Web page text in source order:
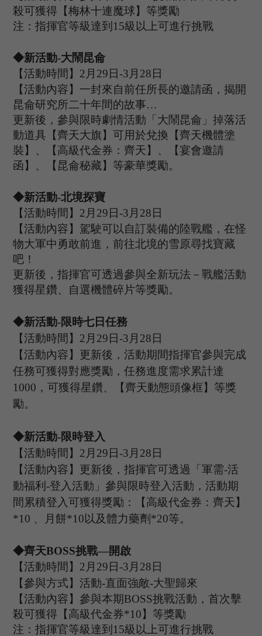
殺可獲得【梅林十連魔球】等獎勵
注：指揮官等級達到 15級以上可進行挑戰
◆新活動-大鬧昆侖
【活動時間】 2 月 29日-3 月 28日
【活動內容】一封來自前任所長的邀請函，揭開
昆侖研究所二十年間的故事…
更新後，參與限時劇情活動「大鬧昆侖」掉落活
動道具【齊天大旗】可用於兌換【齊天機體塗
裝】、【高級代金券：齊天】、【宴會邀請
函】、【昆侖秘藏】等豪華獎勵。
◆新活動-北境探寶
【活動時間】 2 月 29日-3 月 28日
【活動內容】駕駛可以自訂裝備的陸戰艦，在怪
物大軍中勇敢前進，前往北境的雪原尋找寶藏
吧！
更新後，指揮官可透過參與全新玩法－戰艦活動
獲得星鑽、自選機體碎片等獎勵。
◆新活動-限時七日任務
【活動時間】 2 月 29日-3 月 28日
【活動內容】更新後，活動期間指揮官參與完成
任務可獲得對應獎勵，任務進度需求累計達
1000，可獲得星鑽、【齊天動態頭像框】等獎
勵。
◆新活動-限時登入
【活動時間】 2 月 29日-3 月 28日
【活動內容】更新後，指揮官可透過「軍需-活
動福利-登入活動」參與限時登入活動，活動期
間累積登入可獲得獎勵：【高級代金券：齊天】
*10 、月餅*10以及體力藥劑*20等。
◆齊天BOSS挑戰—開啟
【活動時間】 2 月 29日-3 月 28日
【參與方式】 活動-直面強敵-大聖歸來
【活動內容】參與本期BOSS挑戰活動，首次擊
殺可獲得【高級代金券*10】等獎勵
注：指揮官等級達到 15級以上可進行挑戰